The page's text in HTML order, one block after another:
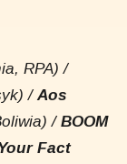
RPA) /
/Aos
/BOOM
Fact